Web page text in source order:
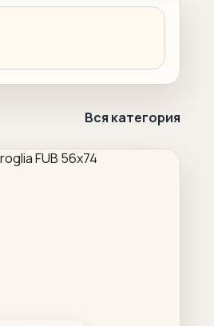
Вся категория